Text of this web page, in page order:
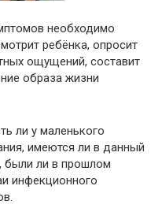
необходимо
ребёнка, опросит
ощущений, составит
образа жизни
ли у маленького
имеются ли в данный
были ли в прошлом
инфекционного